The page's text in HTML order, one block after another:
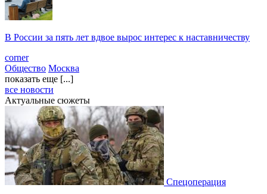
В России за пять лет вдвое вырос интерес к наставничеству
corner
Общество Москва
показать еще [...]
все новости
Актуальные сюжеты
Спецоперация